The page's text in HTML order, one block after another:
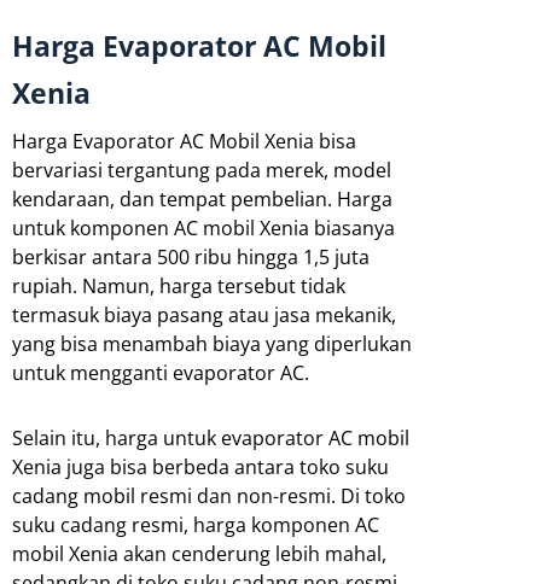
Harga Evaporator AC Mobil
Xenia
Harga Evaporator AC Mobil Xenia bisa
bervariasi tergantung pada merek, model
kendaraan, dan tempat pembelian. Harga
untuk komponen AC mobil Xenia biasanya
berkisar antara 500 ribu hingga 1,5 juta
rupiah. Namun, harga tersebut tidak
termasuk biaya pasang atau jasa mekanik,
yang bisa menambah biaya yang diperlukan
untuk mengganti evaporator AC.
Selain itu, harga untuk evaporator AC mobil
Xenia juga bisa berbeda antara toko suku
cadang mobil resmi dan non-resmi. Di toko
suku cadang resmi, harga komponen AC
mobil Xenia akan cenderung lebih mahal,